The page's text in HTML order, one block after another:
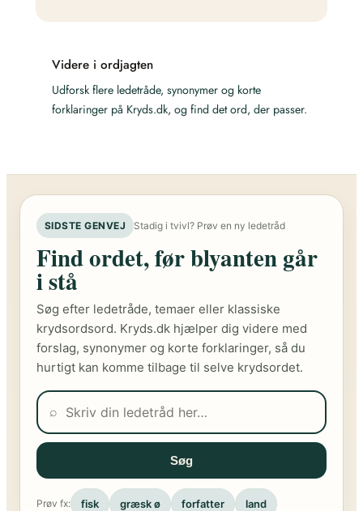
Videre i ordjagten
Udforsk flere ledetråde, synonymer og korte
forklaringer på Kryds.dk, og find det ord, der passer.
SIDSTE GENVEJ Stadig i tvivl? Prøv en ny ledetråd
Find ordet, før blyanten går
i stå
Søg efter ledetråde, temaer eller klassiske
krydsordsord. Kryds.dk hjælper dig videre med
forslag, synonymer og korte forklaringer, så du
hurtigt kan komme tilbage til selve krydsordet.
⌕
Søg
Prøv fx: fisk græsk ø forfatter land